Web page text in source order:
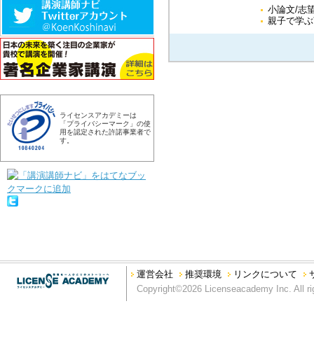
ライセンスアカデミーは
「プライバシーマーク」の使
用を認定された許諾事業者で
す。
小論文/志
親子で学
運営会社 推奨環境 リンクについて
Copyright©2026 Licenseacademy Inc. All